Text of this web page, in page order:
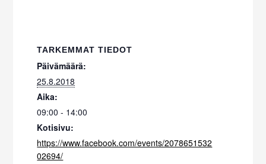
TARKEMMAT TIEDOT
Päivämäärä:
25.8.2018
Aika:
09:00 - 14:00
Kotisivu:
https://www.facebook.com/events/2078651532
02694/